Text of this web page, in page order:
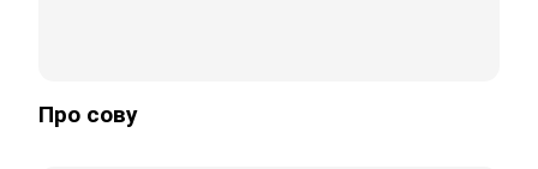
Про сову